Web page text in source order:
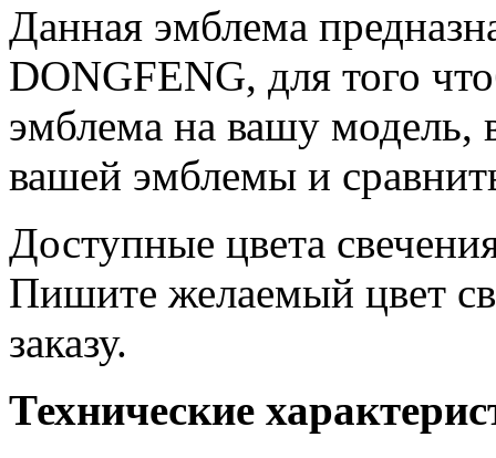
Данная эмблема
DONGFENG, для того
эмблема на вашу модель,
вашей эмблемы и
Доступные цвета
Пишите желаемый цвет
заказу.
Технические